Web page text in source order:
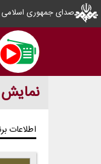
صدای جمهوری اسلامی
اطلاعات